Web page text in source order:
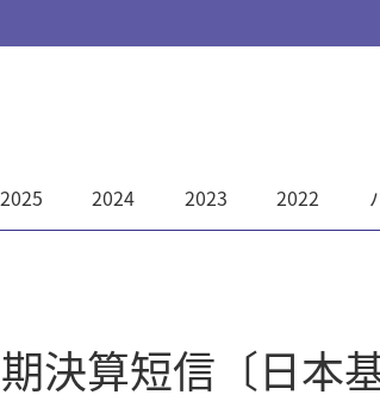
2025 2024 2023 2022
決算短信〔日本